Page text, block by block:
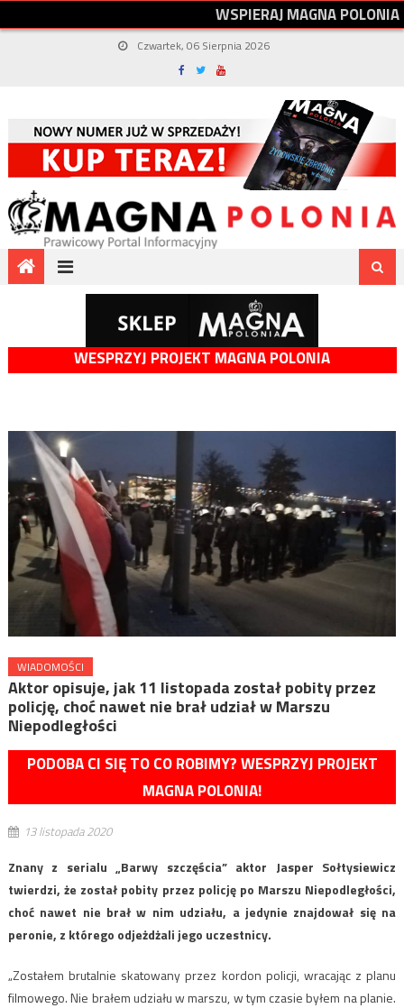
WSPIERAJMAGNAPOLONIA
Czwartek, 06 Sierpnia 2026
WESPRZYJ PROJEKT MAGNA POLONIA
WIADOMOŚCI
Aktor opisuje, jak 11 listopada został pobity przez
policję, choć nawet nie brał udział w Marszu
Niepodległości
PODOBA CI SIĘ TO CO ROBIMY? WESPRZYJ PROJEKT
MAGNA POLONIA!
13 listopada 2020
Znany z serialu „Barwy szczęścia” aktor Jasper Sołtysiewicz
twierdzi, że został pobity przez policję po Marszu Niepodległości,
choć nawet nie brał w nim udziału, a jedynie znajdował się na
peronie, z którego odjeżdżali jego uczestnicy.
„Zostałem brutalnie skatowany przez kordon policji, wracając z planu
filmowego. Nie brałem udziału w marszu, w tym czasie byłem na planie.